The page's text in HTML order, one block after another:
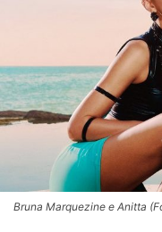
Bruna Marquezine e Anitta